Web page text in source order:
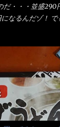
だ・・・並盛
なるんだゾ！ で
まで湯に浸か
コシが違う！
の麺だけいい
、やっぱり＜湯
れと店員によっ
でランチ混雑前
入り・・・『釜